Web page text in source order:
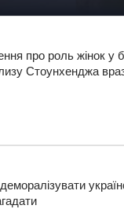
про роль жінок у
Стоунхенджа
деморалізувати